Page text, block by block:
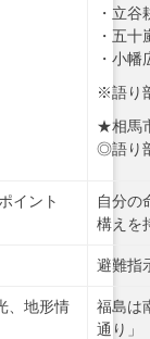
・立
・五
・小
※語り
★相馬
◎語り
イント
自分の
構えを
避難指
、地形情
福島は
通り」